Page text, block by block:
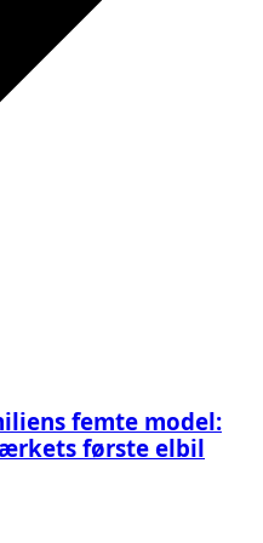
femte model:
første elbil